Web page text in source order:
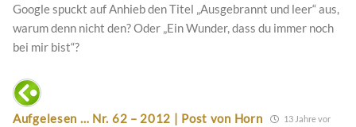
Google spuckt auf Anhieb den Titel „Ausgebrannt und leer“ aus,
warum denn nicht den? Oder „Ein Wunder, dass du immer noch
bei mir bist“?
Aufgelesen … Nr. 62 – 2012 | Post von Horn 13 Jahre vor